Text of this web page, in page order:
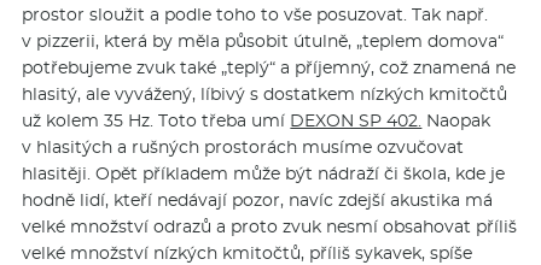
prostor sloužit a podle toho to vše posuzovat. Tak např.
v pizzerii, která by měla působit útulně, „teplem domova“
potřebujeme zvuk také „teplý“ a příjemný, což znamená ne
hlasitý, ale vyvážený, líbivý s dostatkem nízkých kmitočtů
už kolem 35 Hz. Toto třeba umí DEXON SP 402. Naopak
v hlasitých a rušných prostorách musíme ozvučovat
hlasitěji. Opět příkladem může být nádraží či škola, kde je
hodně lidí, kteří nedávají pozor, navíc zdejší akustika má
velké množství odrazů a proto zvuk nesmí obsahovat příliš
velké množství nízkých kmitočtů, příliš sykavek, spíše